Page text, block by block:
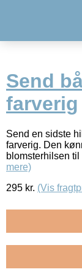
Send
farverig
Send en sidste
farverig. Den
blomsterhilsen
mere)
295 kr. (Vis